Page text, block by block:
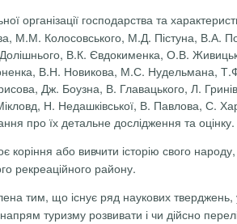
організації господарства та
М.М. Колосовського, М.Д. Пістуна,
В.К. Євдокименка, О.В.
В.Н. Новикова, М.С. Нудельмана,
Дж. Боузна, В. Главацького, Л.
Н. Недашківської, В. Павлова, С.
про їх детальне дослідження та оцінку.
або вивчити історію свого
рекреаційного району.
тим, що існує ряд наукових
туризму розвивати і чи дійсно